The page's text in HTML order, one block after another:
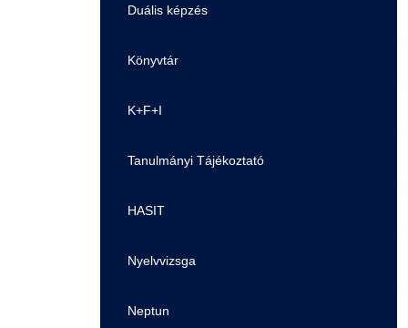
Képzéseink
Duális képzés
Átjelentkezés
Gyakori Kérdések
Pályaorientációs tanácsadás
MTMI Szakok
Sportolóként egyetemista
Duális képzés
Könyvtár
K+F+I
Tanulmányi Tájékoztató
HASIT
Nyelvvizsga
Neptun